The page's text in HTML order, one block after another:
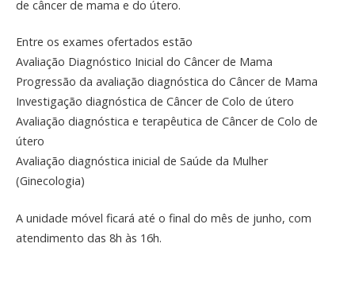
de câncer de mama e do útero.
Entre os exames ofertados estão
Avaliação Diagnóstico Inicial do Câncer de Mama
Progressão da avaliação diagnóstica do Câncer de Mama
Investigação diagnóstica de Câncer de Colo de útero
Avaliação diagnóstica e terapêutica de Câncer de Colo de
útero
Avaliação diagnóstica inicial de Saúde da Mulher
(Ginecologia)
A unidade móvel ficará até o final do mês de junho, com
atendimento das 8h às 16h.